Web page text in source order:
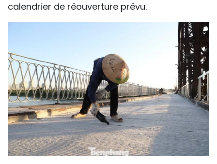
calendrier de réouverture prévu.